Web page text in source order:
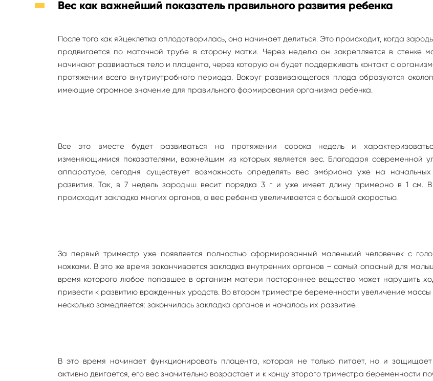
Вес как важнейший показатель правильного развития ребенка
После того как яйцеклетка оплодотворилась, она начинает делиться. Это происходит, когда
продвигается по маточной трубе в сторону матки. Через неделю он закрепляется в стенке
начинают развиваться тело и плацента, через которую он будет поддерживать контакт с
протяжении всего внутриутробного периода. Вокруг развивающегося плода образуются
имеющие огромное значение для правильного формирования организма ребенка.
Все это вместе будет развиваться на протяжении сорока недель и
изменяющимися показателями, важнейшим из которых является вес. Благодаря современной
аппаратуре, сегодня существует возможность определять вес эмбриона уже на
развития. Так, в 7 недель зародыш весит порядка 3 г и уже имеет длину примерно в 1 см.
происходит закладка многих органов, а вес ребенка увеличивается с большой скоростью.
За первый триместр уже появляется полностью сформированный маленький человечек с
ножками. В это же время заканчивается закладка внутренних органов – самый опасный для
время которого любое попавшее в организм матери постороннее вещество может нарушить
привести к развитию врожденных уродств. Во втором триместре беременности увеличение массы
несколько замедляется: закончилась закладка органов и началось их развитие.
В это время начинает функционировать плацента, которая не только питает, но и
активно двигается, его вес значительно возрастает и к концу второго триместра беременности